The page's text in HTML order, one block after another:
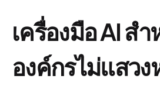
เครื่องมือ AI สำ
องค์กรไม่แสวง